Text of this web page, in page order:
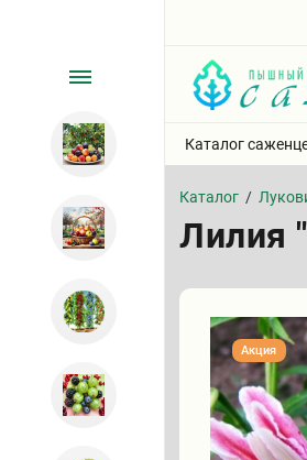
Каталог
Каталог /
Лилия
Акция